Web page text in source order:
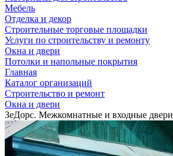
Мебель
Отделка и декор
Строительные торговые площадки
Услуги по строительству и ремонту
Окна и двери
Потолки и напольные покрытия
Главная
Каталог организаций
Строительство и ремонт
Окна и двери
ЗеДорс. Межкомнатные и входные двери